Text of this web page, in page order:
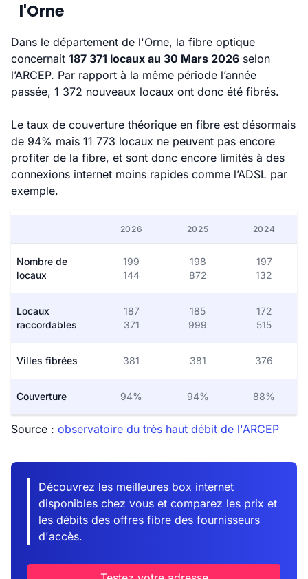
l'Orne
Dans le département de l'Orne, la fibre optique
concernait 187 371 locaux au 30 Mars 2026 selon
l’ARCEP. Par rapport à la même période l’année
passée, 1 372 nouveaux locaux ont donc été fibrés.
Le taux de couverture théorique en fibre est désormais
de 94% mais 11 773 locaux ne peuvent pas encore
profiter de la fibre, et sont donc encore limités à des
connexions internet moins rapides comme l’ADSL par
exemple.
2026 2025 2024
Nombre de
locaux
199
144
198
872
197
132
Locaux
raccordables
187
371
185
999
172
515
Villes fibrées 381 381 376
Couverture 94% 94% 88%
Source : observatoire du très haut débit de l'ARCEP
Découvrez les meilleures box internet
disponibles chez vous et comparez les prix et
les débits des offres fibre des fournisseurs
d'accès.